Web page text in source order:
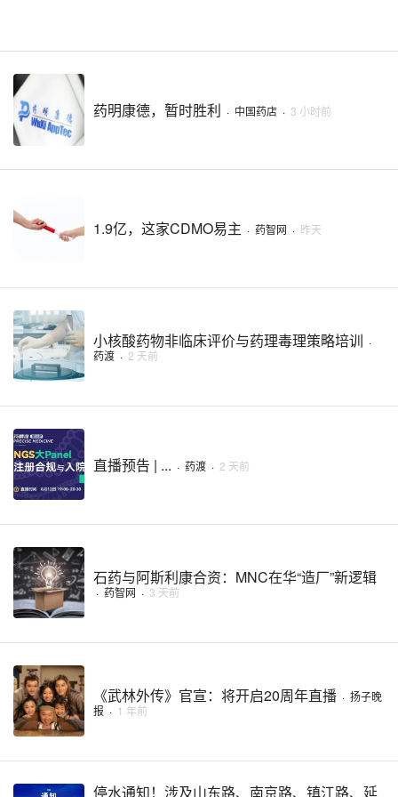
药明康德，暂时胜利 · 中国药店 · 3 小时前
1.9亿，这家CDMO易主 · 药智网 · 昨天
小核酸药物非临床评价与药理毒理策略培训 ·
药渡 · 2 天前
直播预告 | ... · 药渡 · 2 天前
石药与阿斯利康合资：MNC在华“造厂”新逻辑
· 药智网 · 3 天前
《武林外传》官宣：将开启20周年直播 · 扬子晚
报 · 1 年前
停水通知！涉及山东路、南京路、镇江路、延